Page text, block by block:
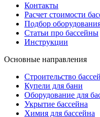
Контакты
Расчет стоимости
Подбор
Статьи про бассейны
Инструкции
Основные направления
Строительство
Купели для бани
Оборудование для
Укрытие бассейна
Химия для бассейна